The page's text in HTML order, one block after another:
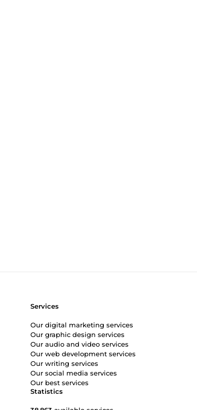
Statistics
Services
Our digital marketing services
Our graphic design services
Our audio and video services
Our web development services
Our writing services
Our social media services
Our best services